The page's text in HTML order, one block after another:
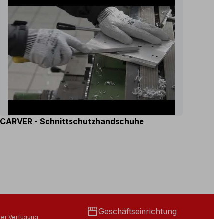
CARVER - Schnittschutzhandschuhe
Verfügung storefrontGeschäftseinrichtung